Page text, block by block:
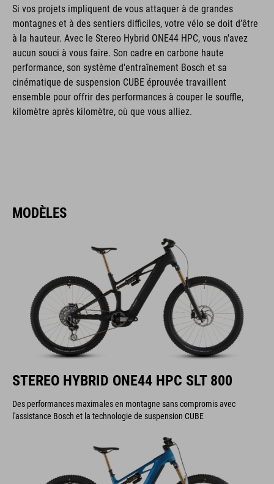
Si vos projets impliquent de vous attaquer à de grandes
montagnes et à des sentiers difficiles, votre vélo se doit d’être
à la hauteur. Avec le Stereo Hybrid ONE44 HPC, vous n'avez
aucun souci à vous faire. Son cadre en carbone haute
performance, son système d'entraînement Bosch et sa
cinématique de suspension CUBE éprouvée travaillent
ensemble pour offrir des performances à couper le souffle,
kilomètre après kilomètre, où que vous alliez.
MODÈLES
STEREO HYBRID ONE44 HPC SLT 800
Des performances maximales en montagne sans compromis avec
l'assistance Bosch et la technologie de suspension CUBE